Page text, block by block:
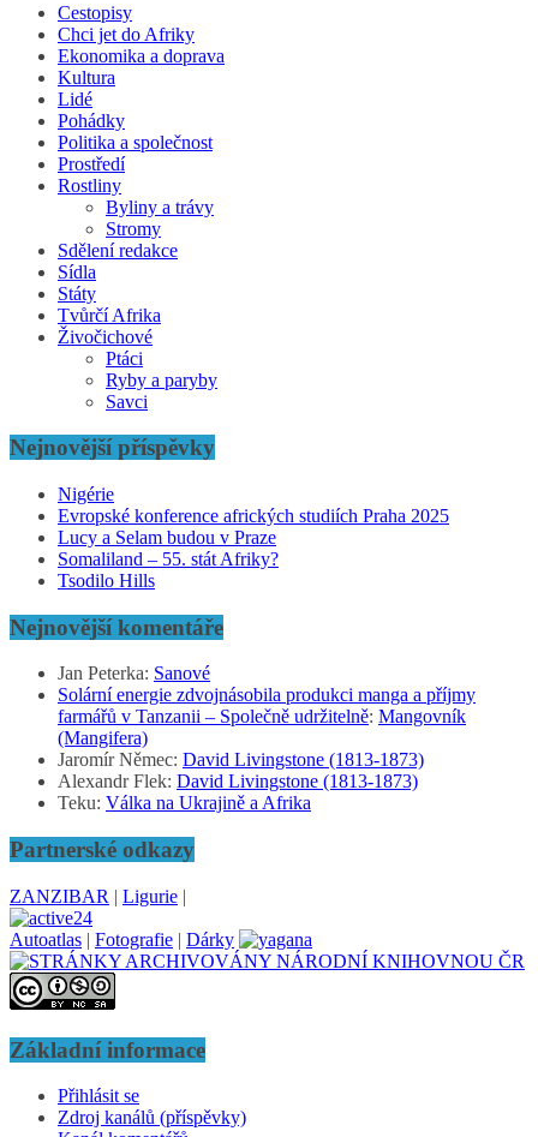
Cestopisy
Chci jet do Afriky
Ekonomika a doprava
Kultura
Lidé
Pohádky
Politika a společnost
Prostředí
Rostliny
Byliny a trávy
Stromy
Sdělení redakce
Sídla
Státy
Tvůrčí Afrika
Živočichové
Ptáci
Ryby a paryby
Savci
Nejnovější příspěvky
Nigérie
Evropské konference afrických studiích Praha 2025
Lucy a Selam budou v Praze
Somaliland – 55. stát Afriky?
Tsodilo Hills
Nejnovější komentáře
Jan Peterka: Sanové
Solární energie zdvojnásobila produkci manga a příjmy
farmářů v Tanzanii – Společně udržitelně: Mangovník
(Mangifera)
Jaromír Němec: David Livingstone (1813-1873)
Alexandr Flek: David Livingstone (1813-1873)
Teku: Válka na Ukrajině a Afrika
Partnerské odkazy
ZANZIBAR | Ligurie |
Autoatlas | Fotografie | Dárky
Základní informace
Přihlásit se
Zdroj kanálů (příspěvky)